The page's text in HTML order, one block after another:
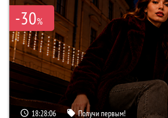
-30%
18:28:05 Получи первым!